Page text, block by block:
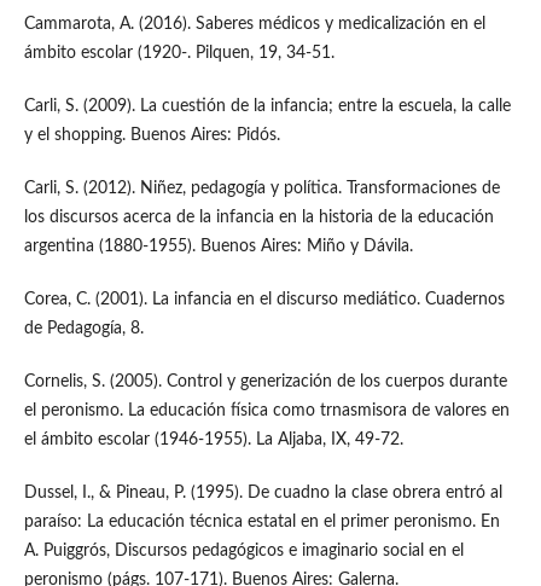
Cammarota, A. (2016). Saberes médicos y medicalización en el
ámbito escolar (1920-. Pilquen, 19, 34-51.
Carli, S. (2009). La cuestión de la infancia; entre la escuela, la calle
y el shopping. Buenos Aires: Pidós.
Carli, S. (2012). Niñez, pedagogía y política. Transformaciones de
los discursos acerca de la infancia en la historia de la educación
argentina (1880-1955). Buenos Aires: Miño y Dávila.
Corea, C. (2001). La infancia en el discurso mediático. Cuadernos
de Pedagogía, 8.
Cornelis, S. (2005). Control y generización de los cuerpos durante
el peronismo. La educación física como trnasmisora de valores en
el ámbito escolar (1946-1955). La Aljaba, IX, 49-72.
Dussel, I., & Pineau, P. (1995). De cuadno la clase obrera entró al
paraíso: La educación técnica estatal en el primer peronismo. En
A. Puiggrós, Discursos pedagógicos e imaginario social en el
peronismo (págs. 107-171). Buenos Aires: Galerna.